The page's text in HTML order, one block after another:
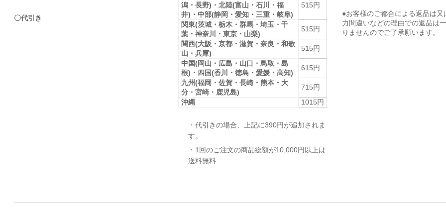
〇代引き
潟・長野)・北陸(富山・石川・福
井)・中部(静岡・愛知・三重・岐阜)
515円
関東(茨城・栃木・群馬・埼玉・千
葉・神奈川・東京・山梨)
515円
関西(大阪・京都・滋賀・奈良・和歌
山・兵庫)
515円
中国(岡山・広島・山口・鳥取・島
根)・四国(香川・徳島・愛媛・高知)
615円
九州(福岡・佐賀・長崎・熊本・大
分・宮崎・鹿児島)
715円
沖縄
1015円
・代引きの場合、上記に390円が追加されま
す。
・1回のご注文の商品総額が10,000円以上は
送料無料
●お客様のご都合による返品は又
力間違いなどの理由での返品は
りませんのでご了承願います。